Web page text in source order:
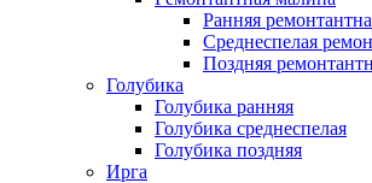
Ранняя
Среднеспелая
Поздняя
Голубика
Голубика ранняя
Голубика среднеспелая
Голубика поздняя
Ирга